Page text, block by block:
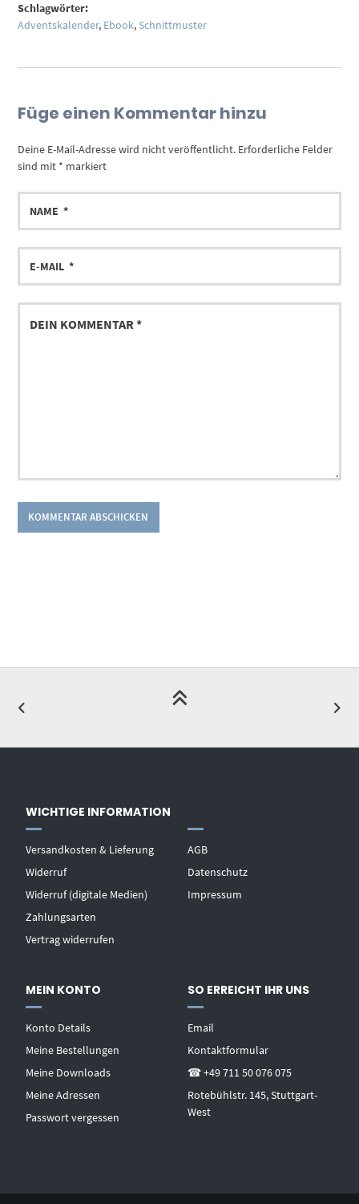
Schlagwörter:
Adventskalender, Ebook, Schnittmuster
Füge einen Kommentar hinzu
Deine E-Mail-Adresse wird nicht veröffentlicht. Erforderliche Felder
sind mit * markiert
NAME
E-
MAIL
DEIN
KOMMENTAR
WICHTIGE INFORMATION
Versandkosten & Lieferung
Widerruf
Widerruf (digitale Medien)
Zahlungsarten
Vertrag widerrufen
AGB
Datenschutz
Impressum
MEIN KONTO
Konto Details
Meine Bestellungen
Meine Downloads
Meine Adressen
Passwort vergessen
SO ERREICHT IHR UNS
Email
Kontaktformular
☎ +49 711 50 076 075
Rotebühlstr. 145, Stuttgart-
West